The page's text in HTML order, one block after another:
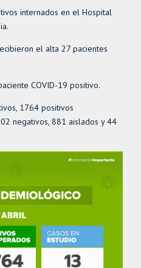
internados en el Hospital
el alta 27 pacientes
COVID-19 positivo.
1764 positivos
negativos, 881 aislados y 44